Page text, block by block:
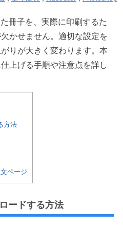
冊子を、実際に印刷するた
かせません。適切な設定を
りが大きく変わります。本
上げる手順や注意点を詳し
方法
ページ
ードする方法